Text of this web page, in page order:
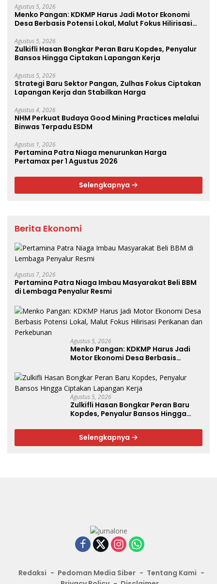
Agustus 5, 2026
Menko Pangan: KDKMP Harus Jadi Motor Ekonomi
Desa Berbasis Potensi Lokal, Malut Fokus Hilirisasi
Agustus 5, 2026
Zulkifli Hasan Bongkar Peran Baru Kopdes, Penyalur
Bansos Hingga Ciptakan Lapangan Kerja
Agustus 5, 2026
Strategi Baru Sektor Pangan, Zulhas Fokus Ciptakan
Lapangan Kerja dan Stabilkan Harga
Agustus 4, 2026
NHM Perkuat Budaya Good Mining Practices melalui
Binwas Terpadu ESDM
Agustus 1, 2026
Pertamina Patra Niaga menurunkan Harga
Pertamax per 1 Agustus 2026
Selengkapnya
Berita Ekonomi
Agustus 7, 2026
Pertamina Patra Niaga Imbau Masyarakat Beli BBM
di Lembaga Penyalur Resmi
Agustus 5, 2026
Menko Pangan: KDKMP Harus Jadi
Motor Ekonomi Desa Berbasis
Perikanan dan Perkebunan
Agustus 5, 2026
Zulkifli Hasan Bongkar Peran Baru
Kopdes, Penyalur Bansos Hingga
Selengkapnya
Redaksi Pedoman Media Siber
Tentang Kami